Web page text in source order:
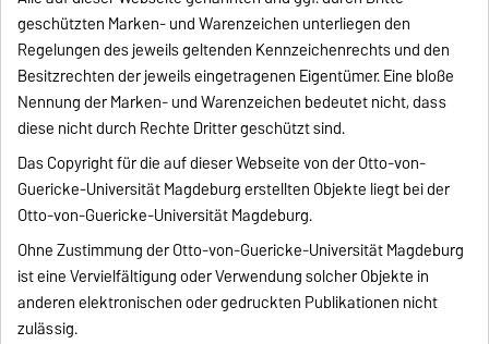
geschützten Marken- und Warenzeichen unterliegen den
Regelungen des jeweils geltenden Kennzeichenrechts und den
Besitzrechten der jeweils eingetragenen Eigentümer. Eine bloße
Nennung der Marken- und Warenzeichen bedeutet nicht, dass
diese nicht durch Rechte Dritter geschützt sind.
Das Copyright für die auf dieser Webseite von der Otto-von-
Guericke-Universität Magdeburg erstellten Objekte liegt bei der
Otto-von-Guericke-Universität Magdeburg.
Ohne Zustimmung der Otto-von-Guericke-Universität Magdeburg
ist eine Vervielfältigung oder Verwendung solcher Objekte in
anderen elektronischen oder gedruckten Publikationen nicht
zulässig.